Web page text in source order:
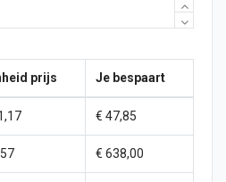
prijs Je bespaart
€ 47,85
€ 638,00